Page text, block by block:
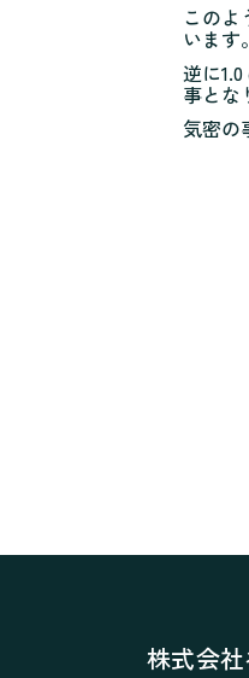
この
います。
逆に
事とな
気密の
株式会